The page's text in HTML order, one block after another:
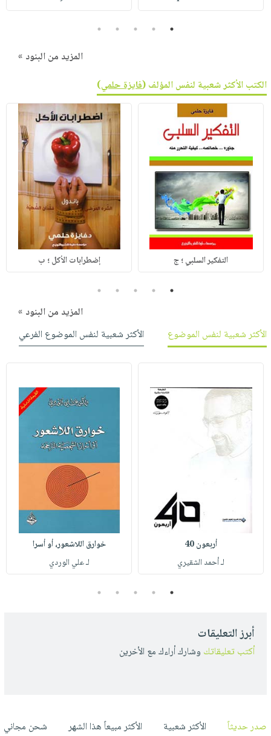
فيديوهات
خدمات
نيل
انشر
كتابك
تواصل
معنا
الإصدارات
1
2
3
4
5
المزيد من البنود »
الكتب الأكثر شعبية لنفس المؤلف (فايزة حلمي)
التفكير السلبي ؛ ج إضطرابات الأكل ؛ ب
1
2
3
4
5
المزيد من البنود »
الأكثر شعبية لنفس الموضوع
الأكثر شعبية لنفس الموضوع الفرعي
أربعون 40
لـ أحمد الشقيري
خوارق اللاشعور، أو أسرا
لـ علي الوردي
1
2
3
4
5
أبرز التعليقات
أكتب تعليقاتك وشارك أراءك مع الأخرين
صدر حديثاً الأكثر شعبية الأكثر مبيعاً هذا الشهر شحن مجاني